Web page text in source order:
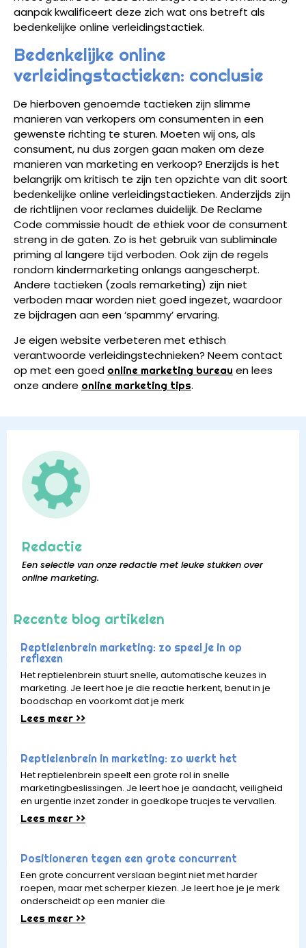
aanpak kwalificeert deze zich wat ons betreft als
bedenkelijke online verleidingstactiek.
Bedenkelijke online
verleidingstactieken: conclusie
De hierboven genoemde tactieken zijn slimme
manieren van verkopers om consumenten in een
gewenste richting te sturen. Moeten wij ons, als
consument, nu dus zorgen gaan maken om deze
manieren van marketing en verkoop? Enerzijds is het
belangrijk om kritisch te zijn ten opzichte van dit soort
bedenkelijke online verleidingstactieken. Anderzijds zijn
de richtlijnen voor reclames duidelijk. De Reclame
Code commissie houdt de ethiek voor de consument
streng in de gaten. Zo is het gebruik van subliminale
priming al langere tijd verboden. Ook zijn de regels
rondom kindermarketing onlangs aangescherpt.
Andere tactieken (zoals remarketing) zijn niet
verboden maar worden niet goed ingezet, waardoor
ze bijdragen aan een ‘spammy’ ervaring.
Je eigen website verbeteren met ethisch
verantwoorde verleidingstechnieken? Neem contact
op met een goed online marketing bureau en lees
onze andere online marketing tips.
Redactie
Een selectie van onze redactie met leuke stukken over
online marketing.
Recente blog artikelen
Reptielenbrein marketing: zo speel je in op
reflexen
Het reptielenbrein stuurt snelle, automatische keuzes in
marketing. Je leert hoe je die reactie herkent, benut in je
boodschap en voorkomt dat je merk
Lees meer >>
Reptielenbrein in marketing: zo werkt het
Het reptielenbrein speelt een grote rol in snelle
marketingbeslissingen. Je leert hoe je aandacht, veiligheid
en urgentie inzet zonder in goedkope trucjes te vervallen.
Lees meer >>
Positioneren tegen een grote concurrent
Een grote concurrent verslaan begint niet met harder
roepen, maar met scherper kiezen. Je leert hoe je je merk
onderscheidt op een manier die
Lees meer >>